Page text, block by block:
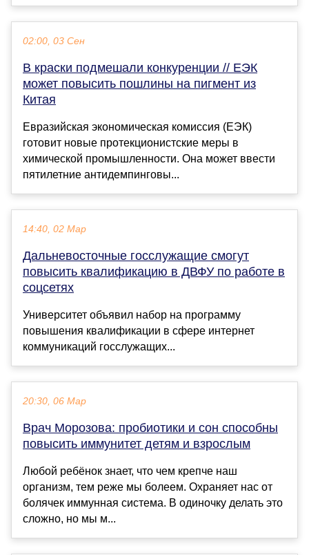
02:00, 03 Сен
В краски подмешали конкуренции // ЕЭК
может повысить пошлины на пигмент из
Китая
Евразийская экономическая комиссия (ЕЭК)
готовит новые протекционистские меры в
химической промышленности. Она может ввести
пятилетние антидемпинговы...
14:40, 02 Мар
Дальневосточные госслужащие смогут
повысить квалификацию в ДВФУ по работе в
соцсетях
Университет объявил набор на программу
повышения квалификации в сфере интернет
коммуникаций госслужащих...
20:30, 06 Мар
Врач Морозова: пробиотики и сон способны
повысить иммунитет детям и взрослым
Любой ребёнок знает, что чем крепче наш
организм, тем реже мы болеем. Охраняет нас от
болячек иммунная система. В одиночку делать это
сложно, но мы м...